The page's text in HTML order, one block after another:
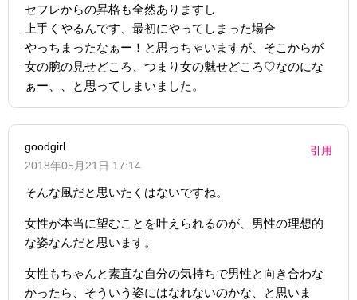
セフレからの昇格も全然ありますし
上手くやるんです、最初にやってしまった場合
やっちまったなぁー！と思っちゃいますが、そこからが
女の腕の見せどころ、つまり女の魅せどころ♡なのにな
ぁー、、と思ってしまいました。
goodgirl
2018年05月21日 17:14
引用
そんな風だと思いたくはないですね。
女性が本当に望むことを叶えられるのが、男性の理想的
な姿なんだと思います。
女性もちゃんと素直な自分の気持ちで男性と向き合わな
かったら、そういう姿にはなれないのかな、と思いま